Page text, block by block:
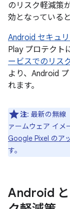
のリスク軽減策
効となっている
Android セキュ
Play プロテクト
ービスでのリス
より、Android
れます。
注: 最新の無線
ァームウェア イメ
Google Pixel のア
す。
Android